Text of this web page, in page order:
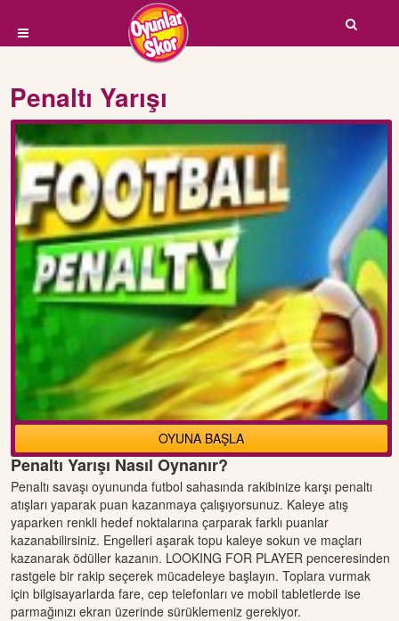
Penaltı Yarışı
OYUNA BAŞLA
Penaltı Yarışı Nasıl Oynanır?
Penaltı savaşı oyununda futbol sahasında rakibinize karşı penaltı
atışları yaparak puan kazanmaya çalışıyorsunuz. Kaleye atış
yaparken renkli hedef noktalarına çarparak farklı puanlar
kazanabilirsiniz. Engelleri aşarak topu kaleye sokun ve maçları
kazanarak ödüller kazanın. LOOKING FOR PLAYER penceresinden
rastgele bir rakip seçerek mücadeleye başlayın. Toplara vurmak
için bilgisayarlarda fare, cep telefonları ve mobil tabletlerde ise
parmağınızı ekran üzerinde sürüklemeniz gerekiyor.